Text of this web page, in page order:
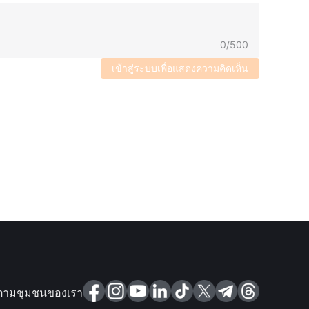
0/500
เข้าสู่ระบบเพื่อแสดงความคิดเห็น
มชุมชนของเรา